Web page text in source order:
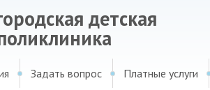
детская
Задать вопрос Платные услуги